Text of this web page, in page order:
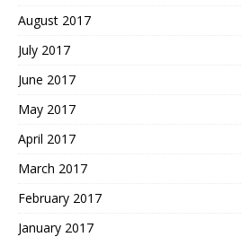
August 2017
July 2017
June 2017
May 2017
April 2017
March 2017
February 2017
January 2017